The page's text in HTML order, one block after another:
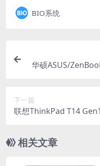
BIO系统
华硕ASUS/
下一篇
联想ThinkPad T14
像下载
相关文章